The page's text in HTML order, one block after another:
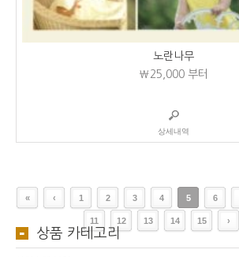
노란나무
₩25,000부터
상세내역
« ‹ 1 2 3 4 5 6
11 12 13 14 15 ›
상품 카테고리